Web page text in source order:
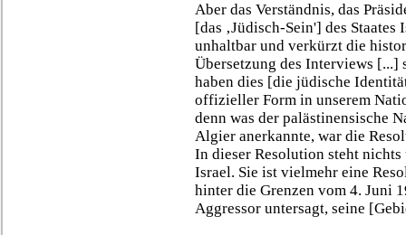
Aber das Verständnis, das
[das ‚Jüdisch-Sein'] des
unhaltbar und verkürzt die
Übersetzung des Interviews [...]
haben dies [die jüdische
offizieller Form in unserem
denn was der palästinensische
Algier anerkannte, war die
In dieser Resolution steht
Israel. Sie ist vielmehr eine
hinter die Grenzen vom 4. Juni
Aggressor untersagt, seine